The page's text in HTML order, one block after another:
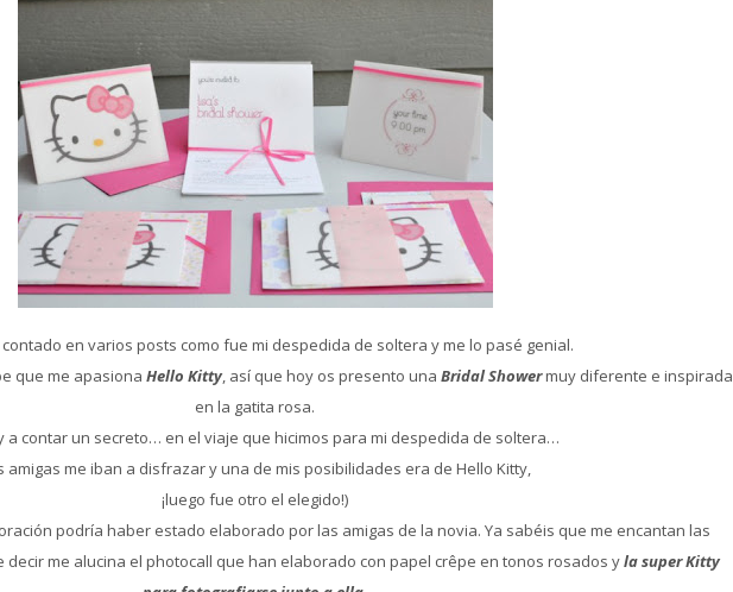
contado en varios posts como fue mi despedida de soltera y me lo pasé genial.
que me apasiona Hello Kitty, así que hoy os presento una Bridal Showermuy diferente e inspirada
en la gatita rosa.
a contar un secreto… en el viaje que hicimos para mi despedida de soltera…
amigas me iban a disfrazar y una de mis posibilidades era de Hello Kitty,
¡luego fue otro el elegido!)
podría haber estado elaborado por las amigas de la novia. Ya sabéis que me encantan las
me alucina el photocall que han elaborado con papel crêpe en tonos rosados yla super Kitty